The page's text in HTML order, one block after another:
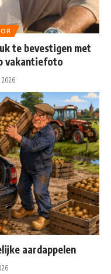
te bevestigen met
vakantiefoto
2026
aardappelen